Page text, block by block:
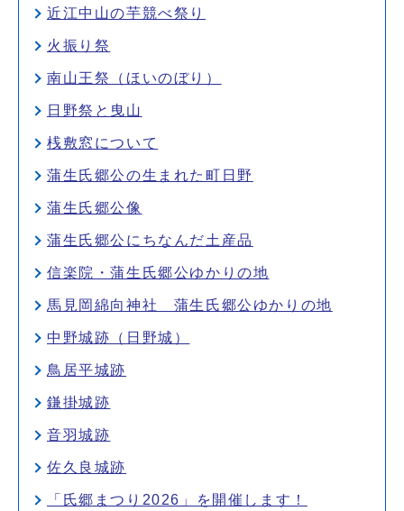
近江中山の芋競べ祭り
火振り祭
南山王祭（ほいのぼり）
日野祭と曳山
桟敷窓について
蒲生氏郷公の生まれた町日野
蒲生氏郷公像
蒲生氏郷公にちなんだ土産品
信楽院・蒲生氏郷公ゆかりの地
馬見岡綿向神社 蒲生氏郷公ゆかりの地
中野城跡（日野城）
鳥居平城跡
鎌掛城跡
音羽城跡
佐久良城跡
「氏郷まつり2026」を開催します！